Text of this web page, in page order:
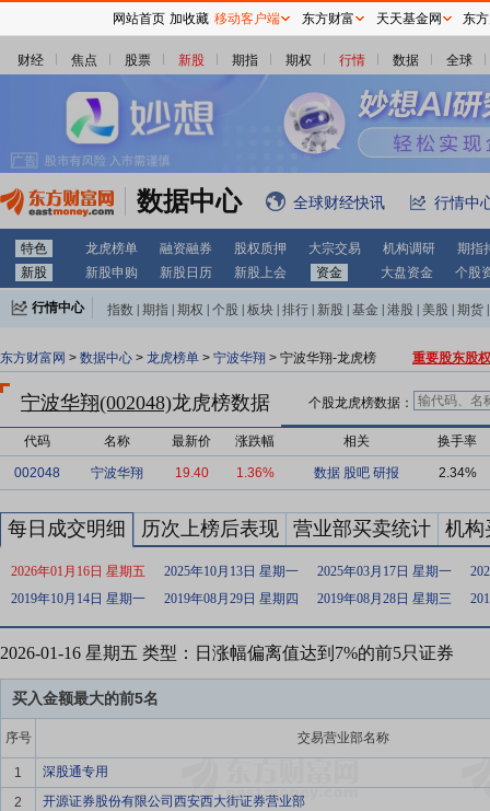
财经 焦点 股票 新股 期指 期权 行情 数据 全球
数据中心 全球财经快讯 行情中
特色 龙虎榜单 融资融券 股权质押 大宗交易 机构调研
期指
新股
新股申购 新股日历 新股上会 资金 大盘资金 个股
行情中心 指数 期指 期权 个股 板块 排行 新股 基金 港股 美股 期货
东方财富网 > 数据中心 > 龙虎榜单 > 宁波华翔 > 宁波华翔-龙虎榜 重要股东股
宁波华翔(002048)龙虎榜数据 个股龙虎榜数据：
代码 名称 最新价 涨跌幅 相关 换手率
002048 宁波华翔 19.40 1.36% 数据 股吧 研报 2.34%
每日成交明细 历次上榜后表现 营业部买卖统计 机构
2026年01月16日 星期五 2025年10月13日 星期一 2025年03月17日 星期一
2019年10月14日 星期一
2019年08月29日 星期四 2019年08月28日 星期三
2026-01-16 星期五 类型：日涨幅偏离值达到7%的前5只证券
买入金额最大的前5名
序号 交易营业部名称
1
深股通专用
2
开源证券股份有限公司西安西大街证券营业部
网站首页 加收藏 移动客户端 东方财富 天天基金网 东